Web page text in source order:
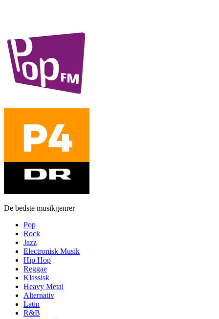
De bedste musikgenrer
Pop
Rock
Jazz
Electronisk Musik
Hip Hop
Reggae
Klassisk
Heavy Metal
Alternativ
Latin
R&B